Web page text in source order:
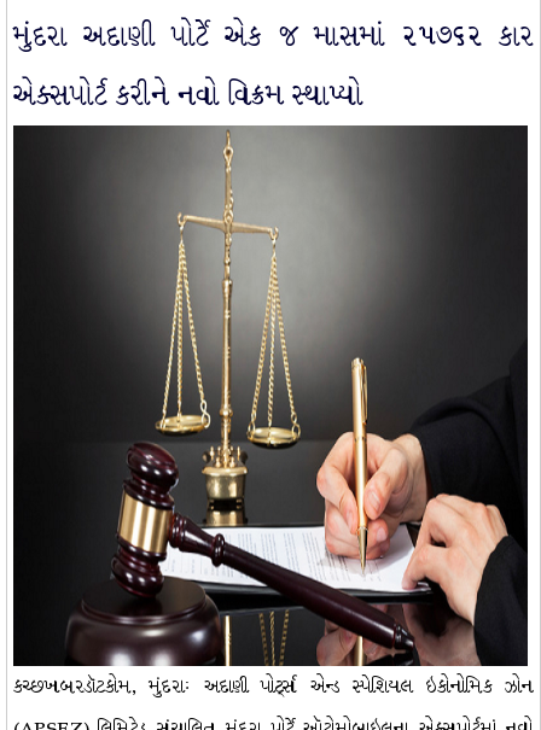
મુંદરા અદાણી પોર્ટે એક જ માસમાં ૨૫૭૬૨ કાર
એક્સપોર્ટ કરીને નવો વિક્રમ સ્થાપ્યો
કચ્છખબરડૉટકોમ, મુંદરાઃ અદાણી પોર્ટ્સ એન્ડ સ્પેશિયલ ઇકોનોમિક ઝોન